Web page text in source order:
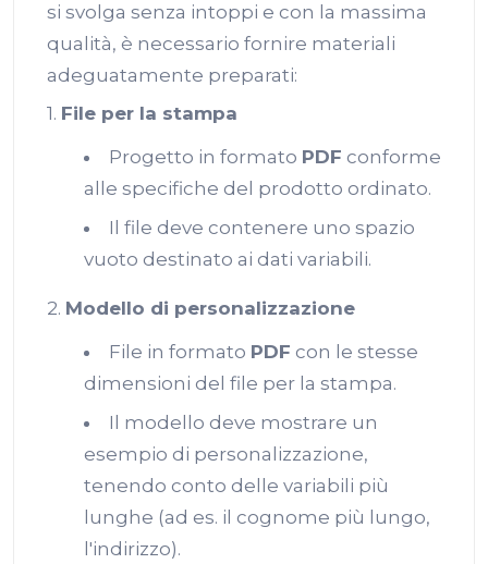
si svolga senza intoppi e con la massima
qualità, è necessario fornire materiali
adeguatamente preparati:
1. File per la stampa
Progetto in formato PDF conforme
alle specifiche del prodotto ordinato.
Il file deve contenere uno spazio
vuoto destinato ai dati variabili.
2. Modello di personalizzazione
File in formato PDF con le stesse
dimensioni del file per la stampa.
Il modello deve mostrare un
esempio di personalizzazione,
tenendo conto delle variabili più
lunghe (ad es. il cognome più lungo,
l'indirizzo).